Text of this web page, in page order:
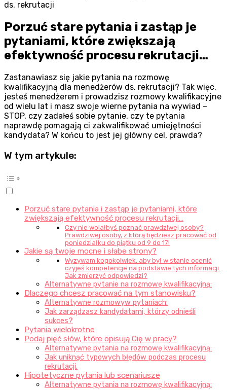
Porzuć stare pytania i zastąp je
pytaniami, które zwiększają
efektywność procesu rekrutacji…
Zastanawiasz się jakie pytania na rozmowę
kwalifikacyjną dla menedżerów ds. rekrutacji? Tak więc,
jesteś menedżerem i prowadzisz rozmowy kwalifikacyjne
od wielu lat i masz swoje wierne pytania na wywiad –
STOP, czy zadałeś sobie pytanie, czy te pytania
naprawdę pomagają ci zakwalifikować umiejętności
kandydata? W końcu to jest jej główny cel, prawda?
W tym artykule:
Porzuć stare pytania i zastąp je pytaniami, które
zwiększają efektywność procesu rekrutacji…
Czy nie wolałbyś poznać prawdziwej osoby?
Prawdziwej osoby, z którą będziesz pracować od
poniedziałku do piątku od 9 do 17!
Jakie są twoje mocne i słabe strony?
Wyzywam kogokolwiek, aby był w stanie ocenić
czyjeś kompetencje na podstawie tych informacji.
Jak zmierzyć odpowiedzi?
Alternatywne pytanie na rozmowę kwalifikacyjną:
Dlaczego chcesz pracować na tym stanowisku?
Alternatywne rozmowyw pytaniach:
Jak zarządzasz kandydatami, którzy odnieśli
sukces?
Pytania wielokrotne
Podaj pięć słów, które opisują Cię w pracy?
Alternatywne pytania na rozmowę kwalifikacyjną:
Jak uniknąć typowych błędów podczas procesu
rekrutacji.
Hipotetyczne pytania lub scenariusze
Alternatywne pytania na rozmowę kwalifikacyjną: